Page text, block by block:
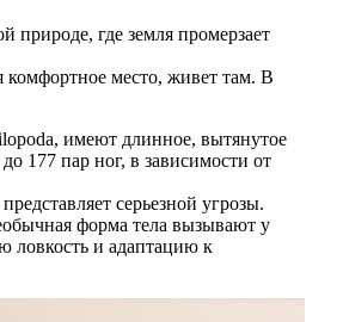
где земля промерзает
комфортное место, живет там. В
имеют длинное, вытянутое
177 пар ног, в зависимости от
серьезной угрозы.
форма тела вызывают у
ловкость и адаптацию к